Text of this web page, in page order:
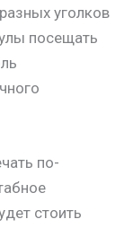
уголков
посещать
по-
стоить